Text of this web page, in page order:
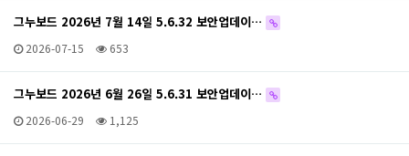
그누보드 2026년 7월 14일 5.6.32 보안업데이…
2026-07-15 653
그누보드 2026년 6월 26일 5.6.31 보안업데이…
2026-06-29 1,125